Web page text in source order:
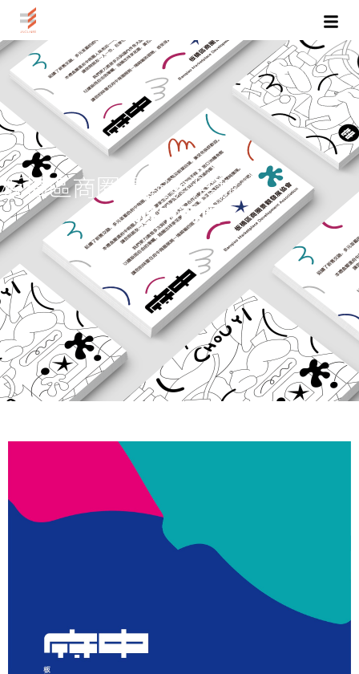
主
要
容
板橋區商圈景觀發展協會
府中商圈